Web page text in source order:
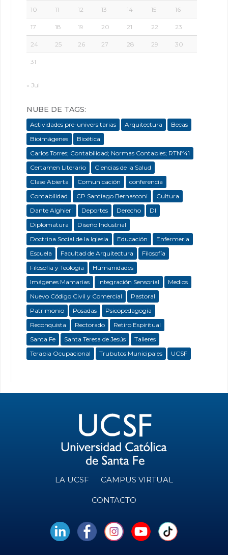
10 11 12 13 14 15 16
17 18 19 20 21 22 23
24 25 26 27 28 29 30
31
« Jul
NUBE DE TAGS:
Actividades pre-universitarias Arquitectura
Becas
Bioimágenes
Bioética
Carlos Torres; Contabilidad; Normas Contables; RTNº41
Certamen Literario
Ciencias de la Salud
Clase Abierta
Comunicación
conferencia
Contabilidad
CP Santiago Bernasconi
Cultura
Dante Alghieri
Deportes Derecho
DI
Diplomatura
Diseño Industrial
Doctrina Social de la Iglesia
Educación
Enfermeria
Escuela
Facultad de Arquitectura
Filosofía
Filosofía y Teología
Humanidades
Imágenes Mamarias
Integración Sensorial
Medios
Nuevo Código Civil y Comercial
Pastoral
Patrimonio
Posadas
Psicopedagogía
Reconquista
Rectorado
Retiro Espiritual
Santa Fe
Santa Teresa de Jesús
Talleres
Terapia Ocupacional
Trubutos Municipales UCSF
LA UCSF CAMPUS VIRTUAL
CONTACTO